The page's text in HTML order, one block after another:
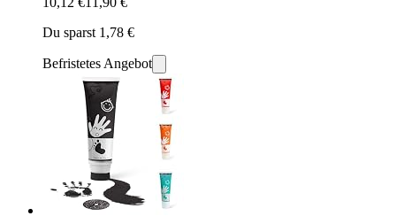
Du sparst 1,78 €
Befristetes Angebot